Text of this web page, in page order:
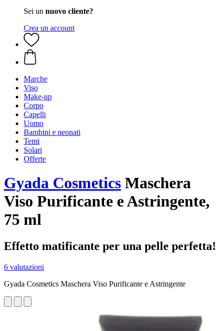
Sei un nuovo cliente?
Crea un account
Marche
Viso
Make-up
Corpo
Capelli
Uomo
Bambini e neonati
Temi
Solari
Offerte
Gyada Cosmetics Maschera
Viso Purificante e Astringente,
75 ml
Effetto matificante per una pelle perfetta!
6 valutazioni
Gyada Cosmetics Maschera Viso Purificante e Astringente